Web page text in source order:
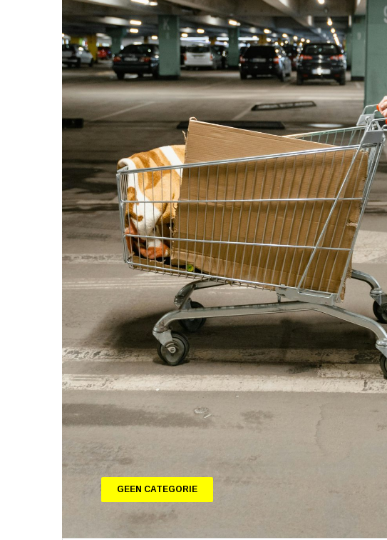
GEEN CATEGORIE